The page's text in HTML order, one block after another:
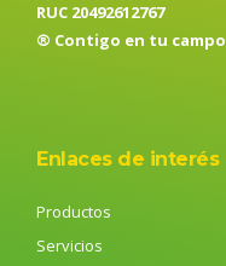
RUC 20492612767
® Contigo en tu campo
Enlaces de interés
Productos
Servicios